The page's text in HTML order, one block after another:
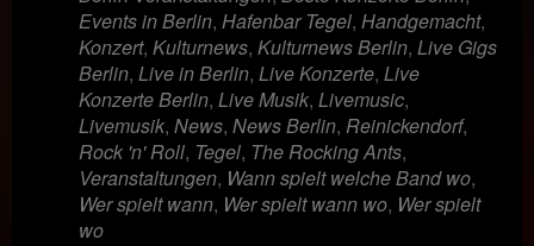
Events in Berlin, Hafenbar Tegel, Handgemacht,
Konzert, Kulturnews, Kulturnews Berlin, Live Gigs
Berlin, Live in Berlin, Live Konzerte, Live
Konzerte Berlin, Live Musik, Livemusic,
Livemusik, News, News Berlin, Reinickendorf,
Rock 'n' Roll, Tegel, The Rocking Ants,
Veranstaltungen, Wann spielt welche Band wo,
Wer spielt wann, Wer spielt wann wo, Wer spielt
wo